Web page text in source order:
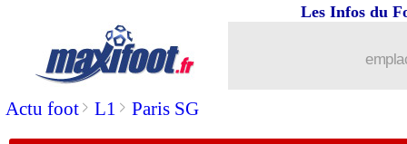
Actu foot> L1 > Paris SG
Les Infos du
Bayern : Tel, Aston Villa débarque
30/01 Lyon: un club portugais racheté par